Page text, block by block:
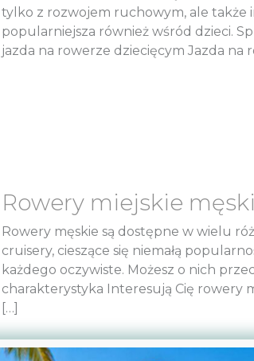
tylko z rozwojem ruchowym, ale także
popularniejsza również wśród dzieci.
jazda na rowerze dziecięcym Jazda na
Rowery miejskie
Rowery męskie są dostępne w wielu
cruisery, cieszące się niemałą
każdego oczywiste. Możesz o nich
charakterystyka Interesują Cię rowery
[…]